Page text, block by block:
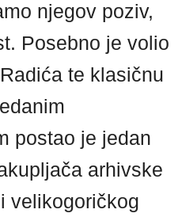
njegov poziv,
Posebno je volio
te klasičnu
postao je jedan
arhivske
velikogoričkog